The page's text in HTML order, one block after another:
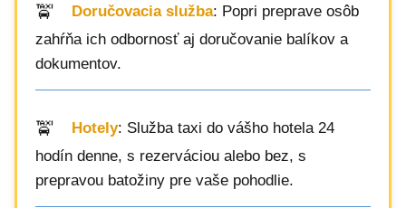
Doručovacia služba: Popri preprave osôb
zahŕňa ich odbornosť aj doručovanie balíkov a
dokumentov.
Hotely: Služba taxi do vášho hotela 24
hodín denne, s rezerváciou alebo bez, s
prepravou batožiny pre vaše pohodlie.